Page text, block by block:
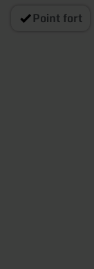
Point fort